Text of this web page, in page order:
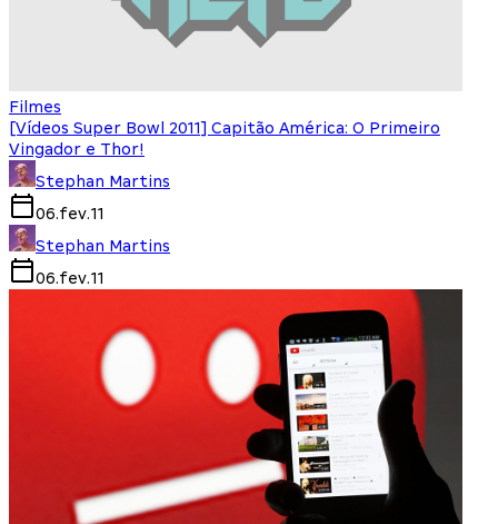
Filmes
[Vídeos Super Bowl 2011] Capitão América: O Primeiro
Vingador e Thor!
Stephan Martins
06.fev.11
Stephan Martins
06.fev.11